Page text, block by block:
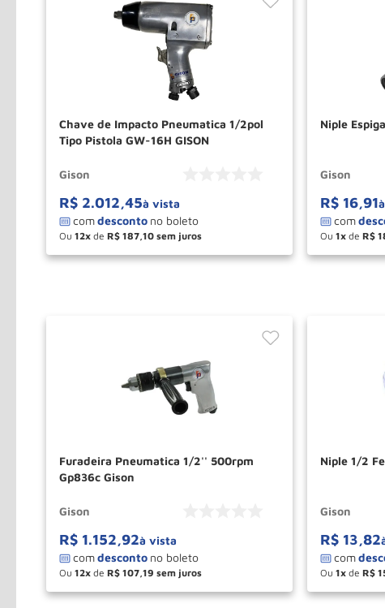
Chave de Impacto Pneumatica 1/2pol
Tipo Pistola GW-16H GISON
Gison
R$ 2.012,45à vista
Ou 12 de R$ 187, 10
＋
－ COMPRAR
Niple
Gison
R$ 16,91
Ou 1 de R$
－
Furadeira Pneumatica 1/2'' 500rpm
Gp836c Gison
Gison
R$ 1.152,92à vista
Ou 12 de R$ 107, 19
＋
－ COMPRAR
Niple 1/2
Gison
R$ 13,82
Ou 1 de R$
－